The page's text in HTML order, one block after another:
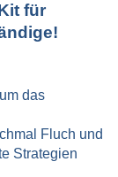
für
das
Fluch und
Strategien